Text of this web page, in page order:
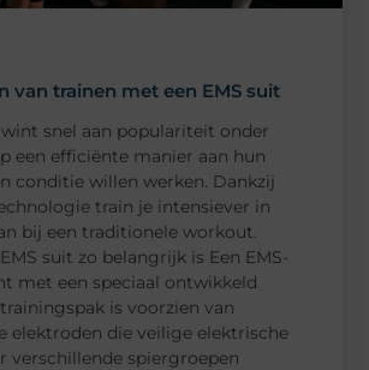
van trainen met een EMS suit
snel aan populariteit onder
een efficiënte manier aan hun
conditie willen werken. Dankzij
train je intensiever in
bij een traditionele workout.
suit zo belangrijk is Een EMS-
met een speciaal ontwikkeld
is voorzien van
elektroden die veilige elektrische
verschillende spiergroepen